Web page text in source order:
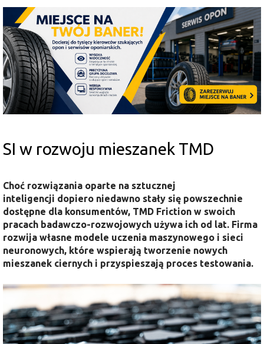
SI w rozwoju mieszanek TMD
Choć rozwiązania oparte na sztucznej
inteligencji dopiero niedawno stały się powszechnie
dostępne dla konsumentów, TMD Friction w swoich
pracach badawczo-rozwojowych używa ich od lat. Firma
rozwija własne modele uczenia maszynowego i sieci
neuronowych, które wspierają tworzenie nowych
mieszanek ciernych i przyspieszają proces testowania.